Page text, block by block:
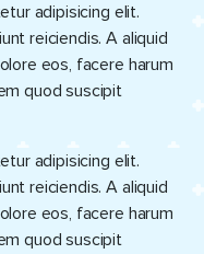
adipisicing elit.
reiciendis. A aliquid
eos, facere harum
quod suscipit
adipisicing elit.
reiciendis. A aliquid
eos, facere harum
quod suscipit